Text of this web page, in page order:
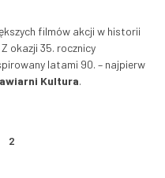
filmów akcji w historii
okazji 35. rocznicy
latami 90. – najpierw
Kultura.
2